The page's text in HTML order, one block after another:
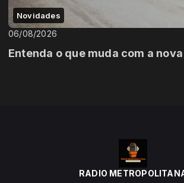
Novidades
06/08/2026
Entenda o que muda com a
RADIO